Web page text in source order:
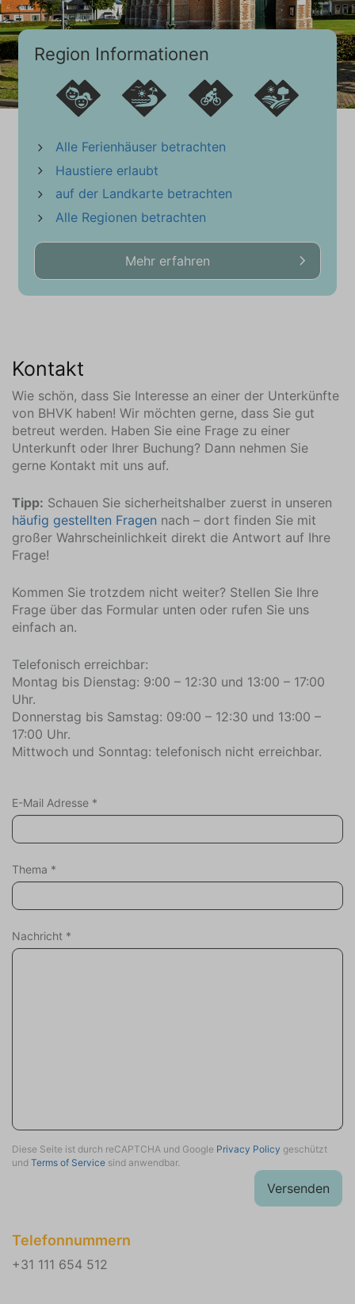
Staubsauger
Bügelbrett
Bügeleisen
Waschmaschine / Trockner Combi
Wäscheständer
Komplett eingezäunt
Sonnenschirm
Terrasse (Überdachte)
Gartentisch
Loungeset
Lage
In der Nähe vom Strand
Nahe am Meer
Dorf
In der Nähe || Umgebung (km)
Bowlingbahn (1.5)
Wald (5)
Stadtzentrum (1.5)
Fahrradverleih (1.5)
Fahrrad-Shop (1.5)
Fitnessstudio (1.5)
Kite-Surf Shop (1.5)
Kletterwald (6)
Flughafen (72.2)
Reitschule (1.5)
Minigolfplatz (1.5)
Yachthafen (4)
Sporthalle (5)
Supermarkt (1.5)
Tennisplätze (1.5)
Zug (38.4)
Mountainbiking
Reitveranstaltungen
Inliner fahren
Radfahren
Windsurfen
Region Informationen
Alle Ferienhäuser betrachten
Haustiere erlaubt
auf der Landkarte betrachten
Alle Regionen betrachten
Mehr erfahren
Kontakt
Wie schön, dass Sie Interesse an einer der Unterkünfte
von BHVK haben! Wir möchten gerne, dass Sie gut
betreut werden. Haben Sie eine Frage zu einer
Unterkunft oder Ihrer Buchung? Dann nehmen Sie
gerne Kontakt mit uns auf.
Tipp: Schauen Sie sicherheitshalber zuerst in unseren
häufig gestellten Fragen nach – dort finden Sie mit
großer Wahrscheinlichkeit direkt die Antwort auf Ihre
Frage!
Kommen Sie trotzdem nicht weiter? Stellen Sie Ihre
Frage über das Formular unten oder rufen Sie uns
einfach an.
Telefonisch erreichbar:
Montag bis Dienstag: 9:00 – 12:30 und 13:00 – 17:00
Uhr.
Donnerstag bis Samstag: 09:00 – 12:30 und 13:00 –
17:00 Uhr.
Mittwoch und Sonntag: telefonisch nicht erreichbar.
E-Mail Adresse *
Thema *
Nachricht *
Diese Seite ist durch reCAPTCHA und Google Privacy Policy geschützt
und Terms of Service sind anwendbar.
Versenden
Telefonnummern
+31 111 654 512